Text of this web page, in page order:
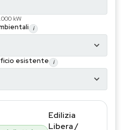
kW
i
esistente i
Edilizia
Libera /